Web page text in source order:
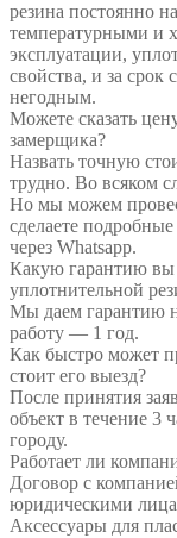
резина постоянно
температурными и
эксплуатации,
свойства, и за срок
негодным.
Можете сказать
замерщика?
Назвать точную
трудно. Во всяком
Но мы можем
сделаете
через Whatsapp.
Какую гарантию вы
уплотнительной
Мы даем гарантию
работу — 1 год.
Как быстро может
стоит его выезд?
После принятия
объект в течение 3
городу.
Работает ли
Договор с
юридическими
Аксессуары для